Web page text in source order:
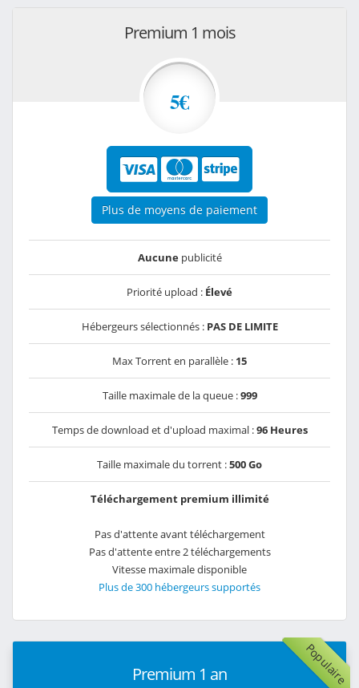
Premium 1 mois
5€
Plus de moyens de paiement
Aucunepublicité
Priorité upload : Élevé
Hébergeurs sélectionnés : PAS DE LIMITE
Max Torrent en parallèle : 15
Taille maximale de la queue :999
Temps de download et d'upload maximal :96 Heures
Taille maximale du torrent :500 Go
Téléchargement premium illimité
Pas d'attente avant téléchargement
Pas d'attente entre 2 téléchargements
Vitesse maximale disponible
Plus de 300 hébergeurs supportés
Populaire
Premium 1 an